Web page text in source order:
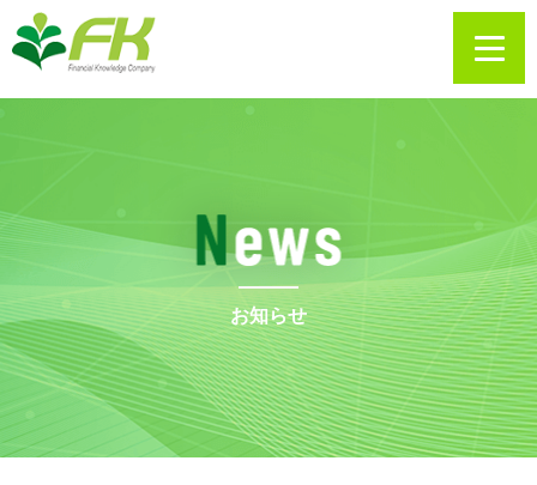
お知らせ